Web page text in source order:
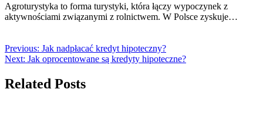
Agroturystyka to forma turystyki, która łączy wypoczynek z
aktywnościami związanymi z rolnictwem. W Polsce zyskuje…
Previous: Jak nadpłacać kredyt hipoteczny?
Next: Jak oprocentowane są kredyty hipoteczne?
Related Posts